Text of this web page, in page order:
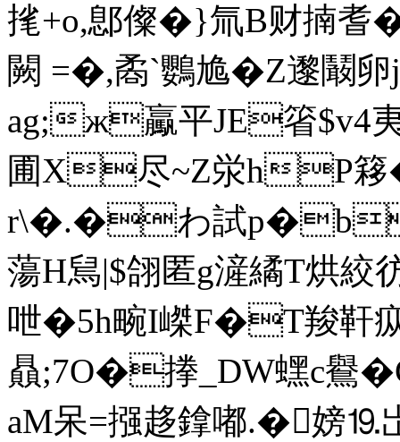
毮+o,鄎 儏�}氚B财揇耆
闕 =�,矞`鸚尯�Z邌鬫
ag;ж驘平JE箵$v4
圃X尽~Z泶hP簃
r\�.�わ試p�ba[
蕩H舃|$翖匿g滻繘T烘
呭�5h畹I嵥F�T羧靬
贔;7O�搼_DW蟔c
aM呆=摾趍鎿嘟.�嫎⒚